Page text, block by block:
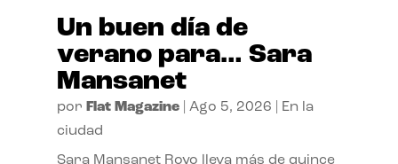
Un buen día de
verano para… Sara
Mansanet
por Flat Magazine| Ago 5, 2026
En la
ciudad
Sara Mansanet Royo lleva más de quince